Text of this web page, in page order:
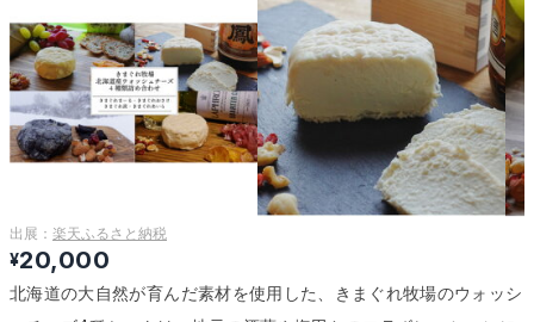
出展： 楽天ふるさと納税
¥20,000
北海道の大自然が育んだ素材を使用した、きまぐれ牧場のウォッシ